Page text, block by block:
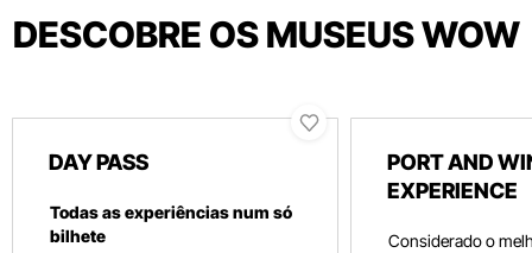
DESCOBRE OS MUSEUS WOW
DAY PASS
Todas as experiências num só
bilhete
PORT AND
EXPERIENCE
Considerado o